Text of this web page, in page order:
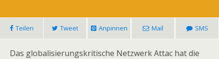
Teilen Tweet Anpinnen Mail SMS
Das globalisierungskritische Netzwerk Attac hat die